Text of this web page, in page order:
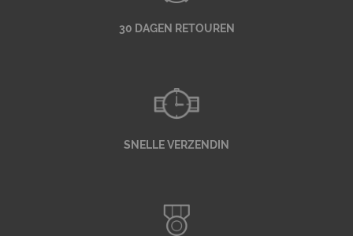
30 DAGEN RETOUREN
SNELLE VERZENDIN